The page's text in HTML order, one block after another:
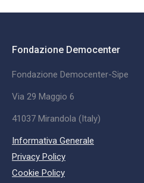
Fondazione Democenter
Fondazione Democenter-Sipe
Via 29 Maggio 6
41037 Mirandola (Italy)
Informativa Generale
Privacy Policy
Cookie Policy